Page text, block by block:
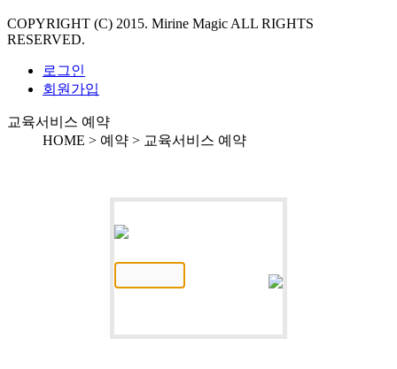
COPYRIGHT (C) 2015. Mirine Magic ALL RIGHTS
RESERVED.
로그인
회원가입
교육서비스 예약
HOME > 예약 > 교육서비스 예약